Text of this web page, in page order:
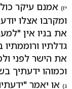
יז) אמנם עיקר
ומקרבו אצלו
את בניו אין
גדלתיו
את הישר לפני
וכמוהו ידעתיך
ג) או יאמר